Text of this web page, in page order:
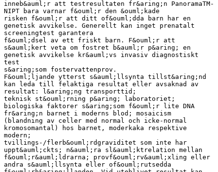
inneb&auml;r att testresultaten fr&aring;n PanoramaTM-
NIPT bara varnar f&ouml;r den &ouml;kade
risken f&ouml;r att ditt of&ouml;dda barn har en
genetisk avvikelse. Generellt kan inget prenatalt
screeningtest garantera
f&ouml;dsel av ett friskt barn. F&ouml;r att
s&auml;kert veta om fostret b&auml;r p&aring; en
genetisk avvikelse kr&auml;vs invasiv diagnostiskt
test
s&aring;som fostervattenprov.
F&ouml;ljande ytterst s&auml;llsynta tillst&aring;nd
kan leda till felaktiga resultat eller avsaknad av
resultat: l&aring;ng transporttid;
teknisk st&ouml;rning p&aring; laboratoriet;
biologiska faktorer s&aring;som f&ouml;r lite DNA
fr&aring;n barnet i moderns blod; mosaicism
(blandning av celler med normal och icke-normal
kromosomantal) hos barnet, moderkaka respektive
modern;
tvillings-/flerb&ouml;rdgraviditet som inte har
uppt&auml;ckts; n&auml;ra sl&auml;ktrelation mellan
f&ouml;r&auml;ldrarna; provf&ouml;rv&auml;xling eller
andra s&auml;llsynta eller of&ouml;rutsedda